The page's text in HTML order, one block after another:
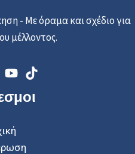
- Με όραμα και σχέδιο για
μέλλοντος.